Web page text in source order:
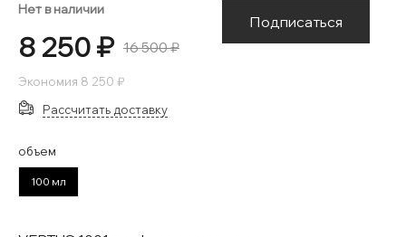
Нет в наличии
8 250 ₽ 16 500 ₽
Экономия 8 250 ₽
Подписаться
Рассчитать доставку
объем
100 мл